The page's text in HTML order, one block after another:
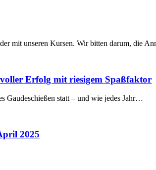
mit unseren Kursen. Wir bitten darum, die
Erfolg mit riesigem Spaßfaktor
Gaudeschießen statt – und wie jedes Jahr…
2025